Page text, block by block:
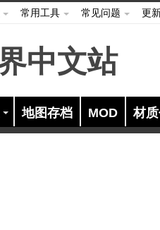
常用工具 常见问题 更
地图存档 MOD 材